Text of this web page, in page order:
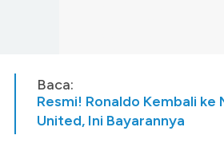
Baca:
Resmi! Ronaldo Kembali ke
United, Ini Bayarannya